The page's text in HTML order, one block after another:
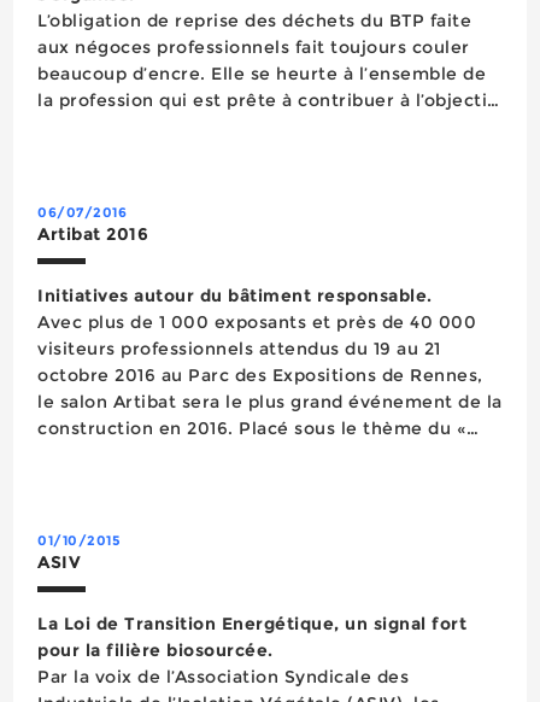
L’obligation de reprise des déchets du BTP faite
aux négoces professionnels fait toujours couler
beaucoup d’encre. Elle se heurte à l’ensemble de
la profession qui est prête à contribuer à l’objectif
06/07/2016
Artibat 2016
Initiatives autour du bâtiment responsable.
Avec plus de 1 000 exposants et près de 40 000
visiteurs professionnels attendus du 19 au 21
octobre 2016 au Parc des Expositions de Rennes,
le salon Artibat sera le plus grand événement de la
construction en 2016. Placé sous le thème du «
01/10/2015
ASIV
La Loi de Transition Energétique, un signal fort
pour la filière biosourcée.
Par la voix de l’Association Syndicale des